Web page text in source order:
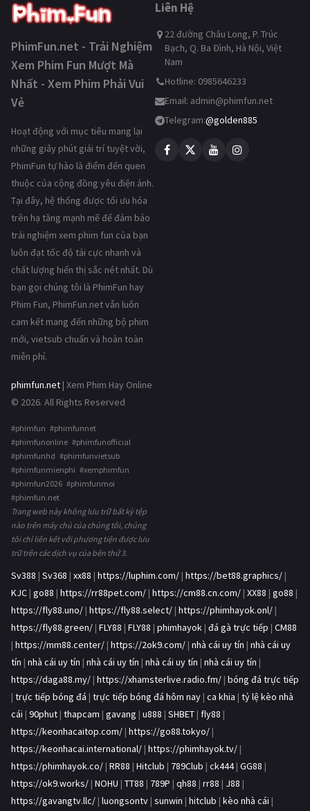
PhimFun.net - Trải Nghiệm
Xem Phim Fun Mượt Mà
Nhất - Xem Phim Phải Vui
Vẻ
Hoạt động với mục tiêu mang lại
những giây phút giải trí tuyệt vời,
PhimFun tự hào là điểm đến quen
thuộc của cộng đồng yêu điện ảnh.
Tại đây, hệ thống được tối ưu hóa
trên hạ tầng mạnh mẽ để đảm bảo
trải nghiệm xem phim fun của bạn
luôn đạt tốc độ tải cực nhanh và
chất lượng hiển thị sắc nét nhất. Dù
bạn gọi chúng tôi là PhimFun hay
Phim Fun, PhimFun.net vẫn luôn
cam kết mang đến những bộ phim
mới, vietsub chuẩn và hoàn toàn
miễn phí.
phimfun.net | Xem Phim Hay Online
© 2026. All Rights Reserved
#phimfun #phimfunnet
#phimfunonline #phimfunofficial
#phimfunhd #phimfunvietsub
#phimfunmienphi #xemphimfun
#phimfun2026 #phimfunmoi
#phimfun.net
Trang web này không lưu trữ bất kỳ tệp
nào trên máy chủ của chúng tôi, chúng
tôi chỉ liên kết với phương tiện được lưu
trữ trên các dịch vụ của bên thứ 3.
Liên Hệ
22 đường Châu Long, P. Trúc
Bạch, Q. Ba Đình, Hà Nội, Việt
Nam
Hotline: 0985646233
Email: admin@phimfun.net
Telegram:@golden885
Sv388 | Sv368 | xx88 | https://luphim.com/ | https://bet88.graphics/ |
KJC | go88 | https://rr88pet.com/ | https://cm88.cn.com/ | XX88 | go88 |
https://fly88.uno/ | https://fly88.select/ | https://phimhayok.onl/ |
https://fly88.green/ | FLY88 | FLY88 | phimhayok | đá gà trực tiếp | CM88
| https://mm88.center/ | https://2ok9.com/ | nhà cái uy tín | nhà cái uy
tín | nhà cái uy tín | nhà cái uy tín | nhà cái uy tín | nhà cái uy tín |
https://daga88.my/ | https://xhamsterlive.radio.fm/ | bóng đá trực tiếp
| trực tiếp bóng đá | trực tiếp bóng đá hôm nay | ca khia | tỷ lệ kèo nhà
cái | 90phut | thapcam | gavang | u888 | SHBET | fly88 |
https://keonhacaitop.com/ | https://go88.tokyo/ |
https://keonhacai.international/ | https://phimhayok.tv/ |
https://phimhayok.co/ | RR88 | Hitclub | 789Club | ck444| GG88 |
https://ok9.works/ | NOHU | TT88 | 789P | qh88 | rr88 | J88 |
https://gavangtv.llc/ | luongsontv | sunwin | hitclub | kèo nhà cái |